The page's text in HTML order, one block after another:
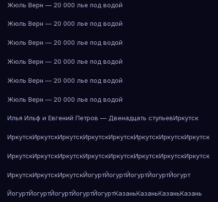
Жюль Верн — 20 000 лье под водой
Жюль Верн — 20 000 лье под водой
Жюль Верн — 20 000 лье под водой
Жюль Верн — 20 000 лье под водой
Жюль Верн — 20 000 лье под водой
Жюль Верн — 20 000 лье под водой
Илья Ильф и Евгений Петров — Двенадцать стульевИркутск
ИркутскИркутскИркутскИркутскИркутскИркутскИркутскИркутск
ИркутскИркутскИркутскИркутскИркутскИркутскИркутскИркутск
ИркутскИркутскИркутскЙогуртЙогуртЙогуртЙогуртЙогурт
ЙогуртЙогуртЙогуртЙогуртЙогуртКазаньКазаньКазаньКазань